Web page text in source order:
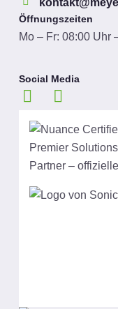
Öffnungszeiten
Mo – Fr: 08:00 Uhr
Social Media